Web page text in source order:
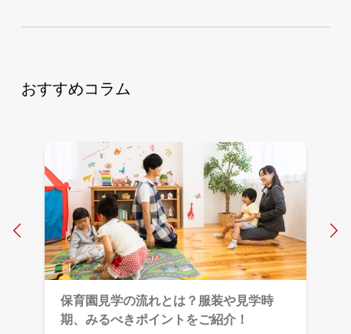
おすすめコラム
保育園見学の流れとは？服装や見学時
期、みるべきポイントをご紹介！